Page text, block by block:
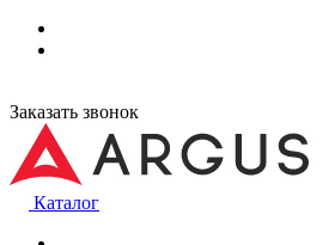
Заказать звонок
Каталог